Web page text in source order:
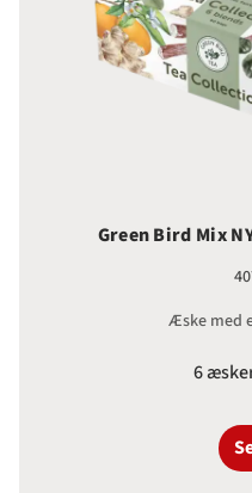
Green Bird Mix
Æske med
6